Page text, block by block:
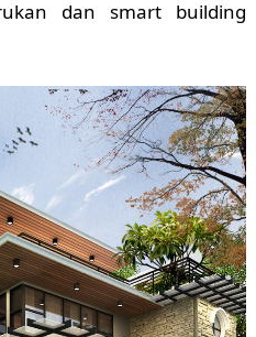
dan smart building